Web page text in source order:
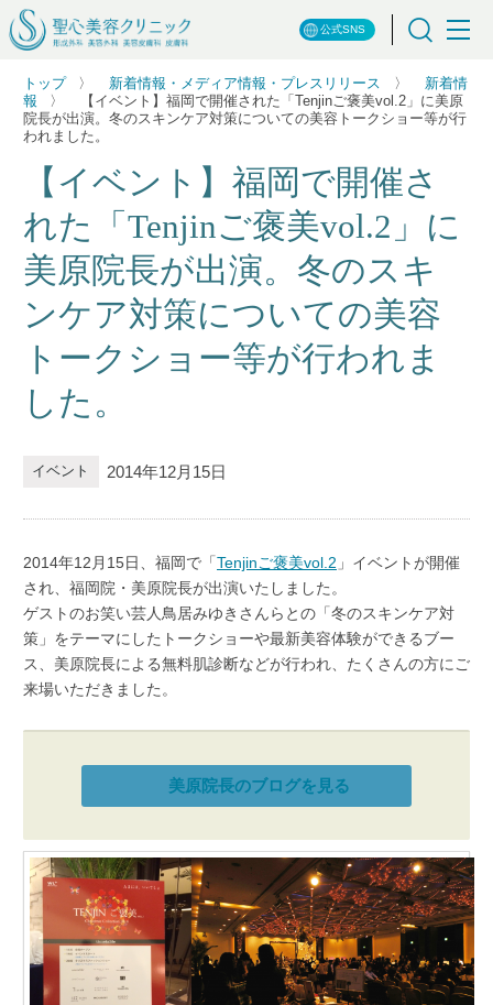
公式SNS
トップ 新着情報・メディア情報・プレスリリース
新着情
報
【イベント】福岡で開催された「Tenjinご褒美vol.2」に美原
院長が出演。冬のスキンケア対策についての美容トークショー等が行
われました。
【イベント】福岡で開催さ
れた「Tenjinご褒美vol.2」に
美原院長が出演。冬のスキ
ンケア対策についての美容
トークショー等が行われま
した。
イベント 2014年12月15日
2014年12月15日、福岡で「Tenjinご褒美vol.2 」イベントが開催
され、福岡院・美原院長が出演いたしました。
ゲストのお笑い芸人鳥居みゆきさんらとの「冬のスキンケア対
策」をテーマにしたトークショーや最新美容体験ができるブー
ス、美原院長による無料肌診断などが行われ、たくさんの方にご
来場いただきました。
美原院長のブログを見る